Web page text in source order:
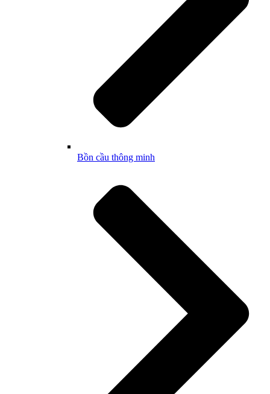
Bồn cầu thông minh